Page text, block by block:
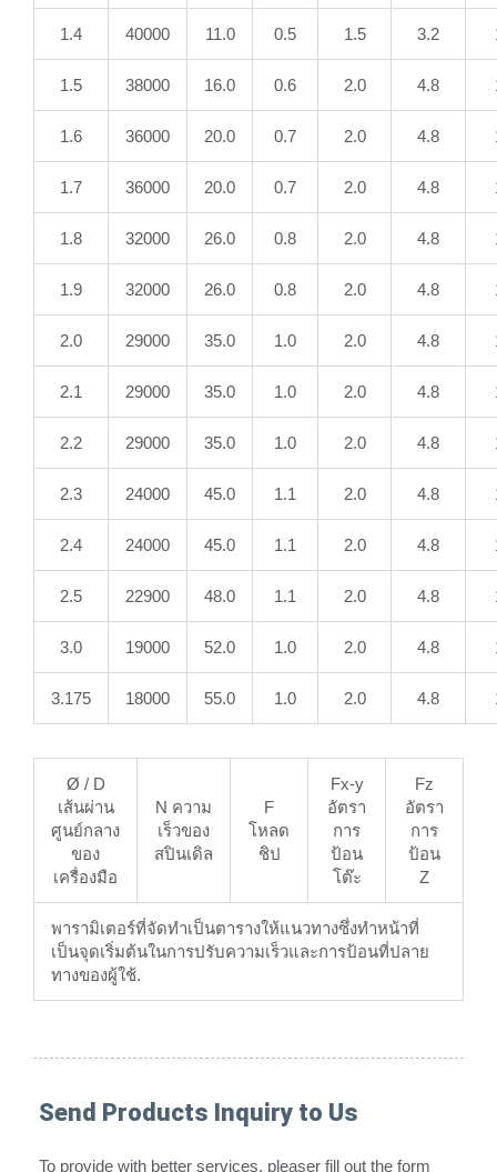
1.4 40000 11.0 0.5 1.5 3.2
1.5 38000 16.0 0.6 2.0 4.8
1.6 36000 20.0 0.7 2.0 4.8
1.7 36000 20.0 0.7 2.0 4.8
1.8 32000 26.0 0.8 2.0 4.8
1.9 32000 26.0 0.8 2.0 4.8
2.0 29000 35.0 1.0 2.0 4.8
2.1 29000 35.0 1.0 2.0 4.8
2.2 29000 35.0 1.0 2.0 4.8
2.3 24000 45.0 1.1 2.0 4.8
2.4 24000 45.0 1.1 2.0 4.8
2.5 22900 48.0 1.1 2.0 4.8
3.0 19000 52.0 1.0 2.0 4.8
3.175 18000 55.0 1.0 2.0 4.8
Ø / D
เส้นผ่าน
ศูนย์กลาง
ของ
เครื่องมือ
N ความ
เร็วของ
สปินเดิล
F
โหลด
ชิป
Fx-y
อัตรา
การ
ป้อน
โต๊ะ
Fz
อัตรา
การ
ป้อน
Z
พารามิเตอร์ที่จัดทำเป็นตารางให้แนวทางซึ่งทำหน้าที่
เป็นจุดเริ่มต้นในการปรับความเร็วและการป้อนที่ปลาย
ทางของผู้ใช้.